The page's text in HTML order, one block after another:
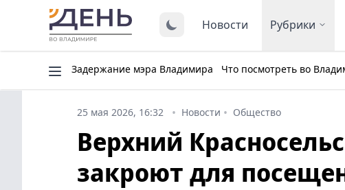
Новости Рубрики
Задержание мэра Владимира Что посмотреть во
25 мая 2026, 16:32 Новости Общество
Верхний
закроют для